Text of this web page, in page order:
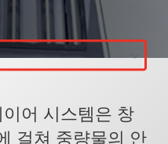
어 시스템은 창
걸쳐 중량물의 안